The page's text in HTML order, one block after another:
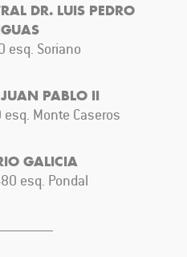
DR. LUIS PEDRO
esq. Soriano
PABLO II
Monte Caseros
GALICIA
esq. Pondal